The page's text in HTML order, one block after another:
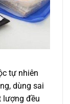
tự nhiên
dùng sai
lượng đều